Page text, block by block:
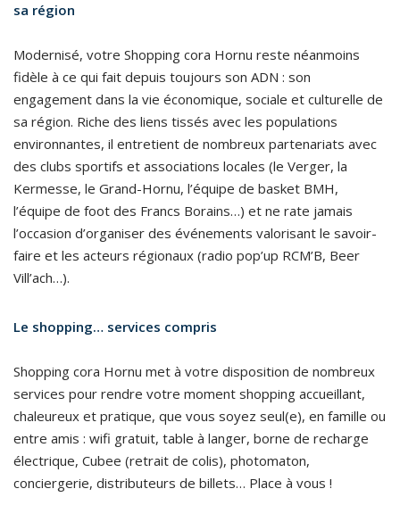
sa région
Modernisé, votre Shopping cora Hornu reste néanmoins
fidèle à ce qui fait depuis toujours son ADN : son
engagement dans la vie économique, sociale et culturelle de
sa région. Riche des liens tissés avec les populations
environnantes, il entretient de nombreux partenariats avec
des clubs sportifs et associations locales (le Verger, la
Kermesse, le Grand-Hornu, l’équipe de basket BMH,
l’équipe de foot des Francs Borains…) et ne rate jamais
l’occasion d’organiser des événements valorisant le savoir-
faire et les acteurs régionaux (radio pop’up RCM’B, Beer
Vill’ach…).
Le shopping… services compris
Shopping cora Hornu met à votre disposition de nombreux
services pour rendre votre moment shopping accueillant,
chaleureux et pratique, que vous soyez seul(e), en famille ou
entre amis : wifi gratuit, table à langer, borne de recharge
électrique, Cubee (retrait de colis), photomaton,
conciergerie, distributeurs de billets… Place à vous !